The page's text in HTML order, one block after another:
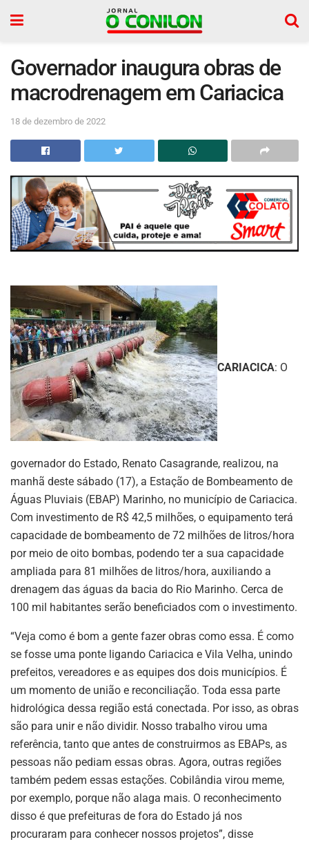
Governador inaugura obras de
macrodrenagem em Cariacica
18 de dezembro de 2022
CARIACICA: O
governador do Estado, Renato Casagrande, realizou, na
manhã deste sábado (17), a Estação de Bombeamento de
Águas Pluviais (EBAP) Marinho, no município de Cariacica.
Com investimento de R$ 42,5 milhões, o equipamento terá
capacidade de bombeamento de 72 milhões de litros/hora
por meio de oito bombas, podendo ter a sua capacidade
ampliada para 81 milhões de litros/hora, auxiliando a
drenagem das águas da bacia do Rio Marinho. Cerca de
100 mil habitantes serão beneficiados com o investimento.
“Veja como é bom a gente fazer obras como essa. É como
se fosse uma ponte ligando Cariacica e Vila Velha, unindo
prefeitos, vereadores e as equipes dos dois municípios. É
um momento de união e reconciliação. Toda essa parte
hidrológica dessa região está conectada. Por isso, as obras
são para unir e não dividir. Nosso trabalho virou uma
referência, tanto que antes de construirmos as EBAPs, as
pessoas não pediam essas obras. Agora, outras regiões
também pedem essas estações. Cobilândia virou meme,
por exemplo, porque não alaga mais. O reconhecimento
disso é que prefeituras de fora do Estado já nos
procuraram para conhecer nossos projetos”, disse